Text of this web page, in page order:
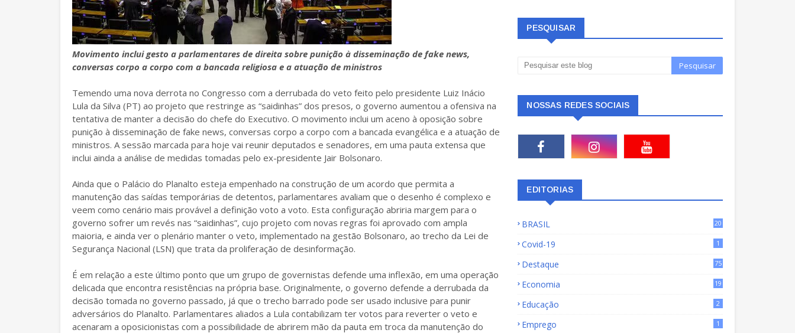
Movimento inclui gesto a parlamentares de direita sobre punição à disseminação de fake news,
conversas corpo a corpo com a bancada religiosa e a atuação de ministros
Temendo uma nova derrota no Congresso com a derrubada do veto feito pelo presidente Luiz Inácio
Lula da Silva (PT) ao projeto que restringe as “saidinhas” dos presos, o governo aumentou a ofensiva na
tentativa de manter a decisão do chefe do Executivo. O movimento inclui um aceno à oposição sobre
punição à disseminação de fake news, conversas corpo a corpo com a bancada evangélica e a atuação de
ministros. A sessão marcada para hoje vai reunir deputados e senadores, em uma pauta extensa que
inclui ainda a análise de medidas tomadas pelo ex-presidente Jair Bolsonaro.
Ainda que o Palácio do Planalto esteja empenhado na construção de um acordo que permita a
manutenção das saídas temporárias de detentos, parlamentares avaliam que o desenho é complexo e
veem como cenário mais provável a definição voto a voto. Esta configuração abriria margem para o
governo sofrer um revés nas “saidinhas”, cujo projeto com novas regras foi aprovado com ampla
maioria, e ainda ver o plenário manter o veto, implementado na gestão Bolsonaro, ao trecho da Lei de
Segurança Nacional (LSN) que trata da proliferação de desinformação.
É em relação a este último ponto que um grupo de governistas defende uma inflexão, em uma operação
delicada que encontra resistências na própria base. Originalmente, o governo defende a derrubada da
decisão tomada no governo passado, já que o trecho barrado pode ser usado inclusive para punir
adversários do Planalto. Parlamentares aliados a Lula contabilizam ter votos para reverter o veto e
acenaram a oposicionistas com a possibilidade de abrirem mão da pauta em troca da manutenção do
PESQUISAR
NOSSAS REDES SOCIAIS
EDITORIAS
BRASIL
20
Covid-19 1
Destaque
75
Economia
19
Educação 2
Emprego 1